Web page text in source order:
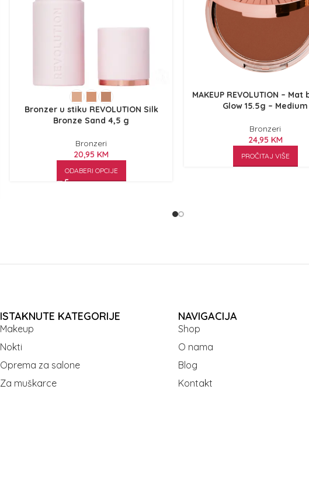
Bronzer u stiku REVOLUTION Silk
Bronze Sand 4,5 g
Bronzeri
20,95 KM
ODABERI OPCIJE
MAKEUP REVOLUTION –
Glow 15.5g – Medium
Bronzeri
24,95 KM
PROČITAJ VIŠE
ISTAKNUTE KATEGORIJE
Makeup
Nokti
Oprema za salone
Za muškarce
NAVIGACIJA
Shop
O nama
Blog
Kontakt